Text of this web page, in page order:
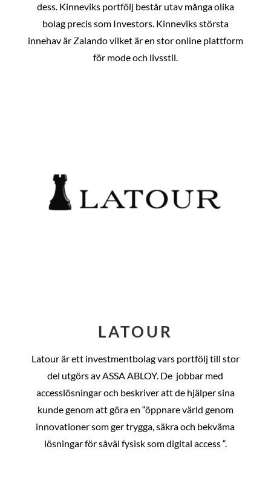
dess. Kinneviks portfölj består utav många olika
bolag precis som Investors. Kinneviks största
innehav är Zalando vilket är en stor online plattform
för mode och livsstil.
LATOUR
Latour är ett investmentbolag vars portfölj till stor
del utgörs av ASSA ABLOY. De jobbar med
accesslösningar och beskriver att de hjälper sina
kunde genom att göra en “öppnare värld genom
innovationer som ger trygga, säkra och bekväma
lösningar för såväl fysisk som digital access “.